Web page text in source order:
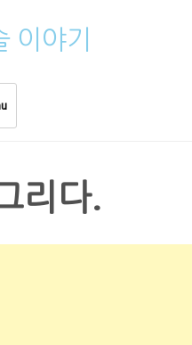
이야기
리다.